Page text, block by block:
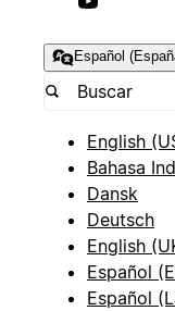
Español
English
Bahasa
Dansk
Deutsch
English
Español
Español